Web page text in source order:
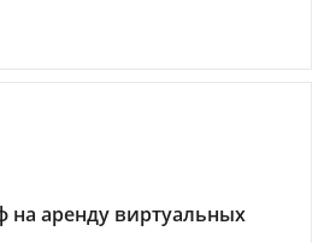
на аренду виртуальных